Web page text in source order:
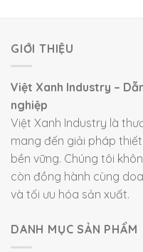
GIỚI THIỆU
Việt Xanh Industry –
nghiệp
Việt Xanh Industry là
mang đến giải pháp
bền vững. Chúng tôi
còn đồng hành cùng
và tối ưu hóa sản xuất.
DANH MỤC SẢN PHẨM